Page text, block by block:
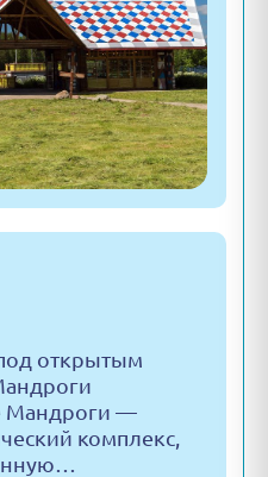
открытым
Мандроги —
комплекс,